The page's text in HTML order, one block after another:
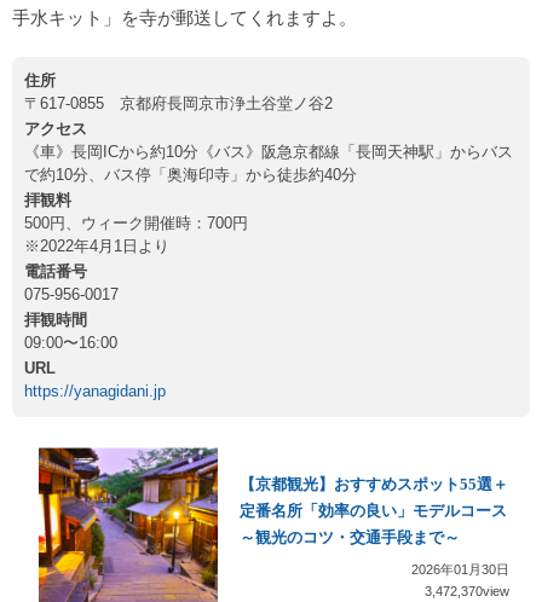
手水キット」を寺が郵送してくれますよ。
住所
〒617-0855 京都府長岡京市浄土谷堂ノ谷2
アクセス
《車》長岡ICから約10分《バス》阪急京都線「長岡天神駅」からバス
で約10分、バス停「奥海印寺」から徒歩約40分
拝観料
500円、ウィーク開催時：700円
※2022年4月1日より
電話番号
075-956-0017
拝観時間
09:00〜16:00
URL
https://yanagidani.jp
【京都観光】おすすめスポット55選＋
定番名所「効率の良い」モデルコース
～観光のコツ・交通手段まで～
2026年01月30日
3,472,370view